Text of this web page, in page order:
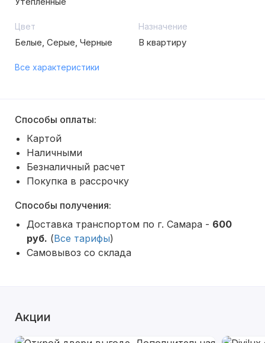
Цвет
Белые, Серые, Черные
Назначение
В квартиру
Все характеристики
Способы оплаты:
Картой
Наличными
Безналичный расчет
Покупка в рассрочку
Способы получения:
Доставка транспортом по г. Самара - 600
руб. (Все тарифы)
Самовывоз со склада
Акции